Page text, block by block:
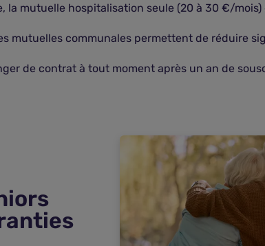
mutuelle hospitalisation seule (20 à 30 €/mois)
mutuelles communales permettent de réduire
de contrat à tout moment après un an de